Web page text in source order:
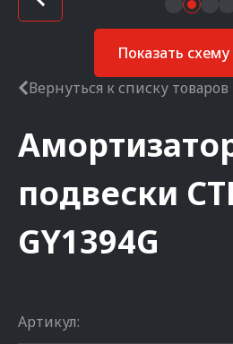
Показать
Вернуться к списку товаров
подвески
GY1394G
Артикул: